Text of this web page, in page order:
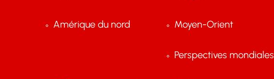
Amérique du nord Moyen-Orient
Perspectives mondiales